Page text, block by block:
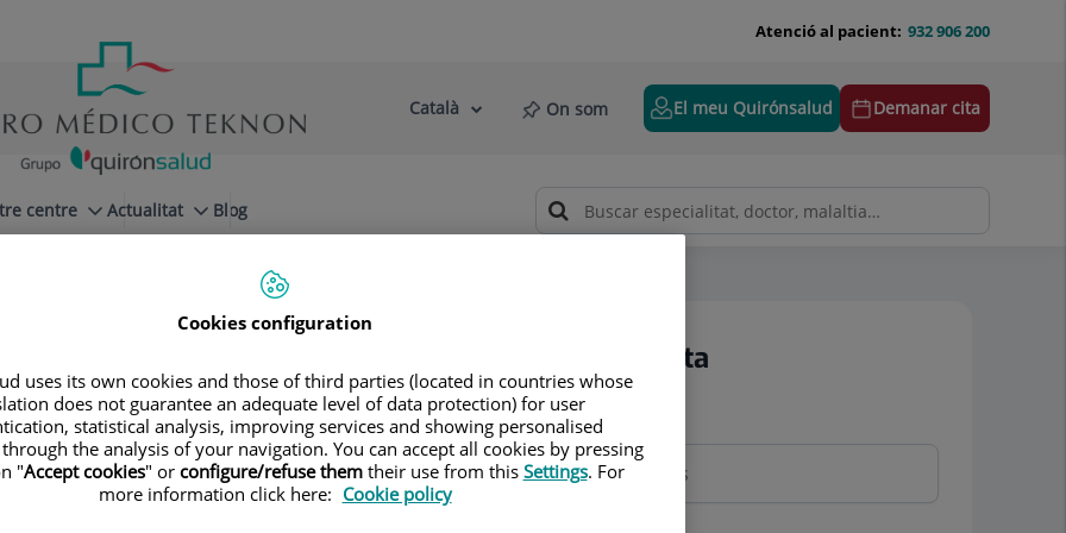
932 906 200
Atenció al pacient:
Selector
Llenguatge
Català On som El meu Quirónsalud Demanar cita
centre Actualitat Blog
Domínguez
- Dra. Adriana
Demanar cita
Nom i cognoms
Cookies configuration
uses its own cookies and those of third parties (located in countries whose
does not guarantee an adequate level of data protection) for user
statistical analysis, improving services and showing personalised
the analysis of your navigation. You can accept all cookies by pressing
"Accept cookies" or configure/refuse themtheir use from this Settings. For
more information click here: Cookie policy